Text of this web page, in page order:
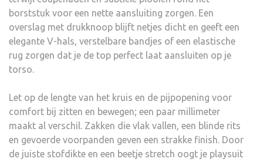
borststuk voor een nette aansluiting zorgen. Een
overslag met drukknoop blijft netjes dicht en geeft een
elegante V-hals, verstelbare bandjes of een elastische
rug zorgen dat je de top perfect laat aansluiten op je
torso.
Let op de lengte van het kruis en de pijpopening voor
comfort bij zitten en bewegen; een paar millimeter
maakt al verschil. Zakken die vlak vallen, een blinde rits
en gevoerde voorpanden geven een strakke finish. Door
de juiste stofdikte en een beetje stretch oogt je playsuit